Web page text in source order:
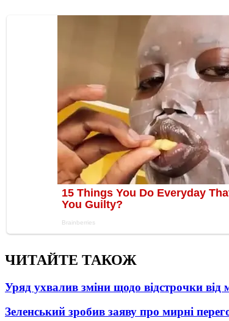
ЧИТАЙТЕ ТАКОЖ
Уряд ухвалив зміни щодо відстрочки від
Зеленський зробив заяву про мирні